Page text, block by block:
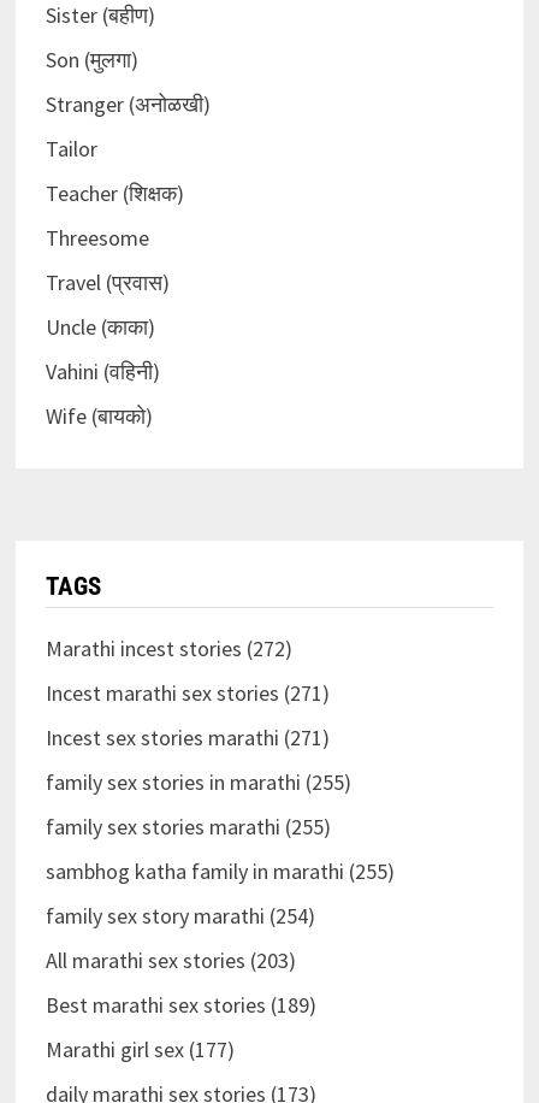
Sister (बहीण)
Son (मुलगा)
Stranger (अनोळखी)
Tailor
Teacher (शिक्षक)
Threesome
Travel (प्रवास)
Uncle (काका)
Vahini (वहिनी)
Wife (बायको)
TAGS
Marathi incest stories (272)
Incest marathi sex stories (271)
Incest sex stories marathi (271)
family sex stories in marathi (255)
family sex stories marathi (255)
sambhog katha family in marathi (255)
family sex story marathi (254)
All marathi sex stories (203)
Best marathi sex stories (189)
Marathi girl sex (177)
daily marathi sex stories (173)